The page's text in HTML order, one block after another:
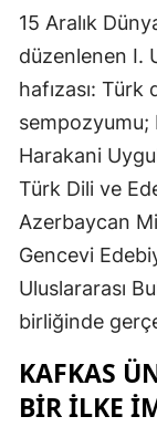
15 Aralık
düzenlenen I.
hafızası:
sempozyumu;
Harakani
Türk Dili ve
Azerbaycan
Gencevi
Uluslararası
birliğinde
KAFKAS
BIR İLKE